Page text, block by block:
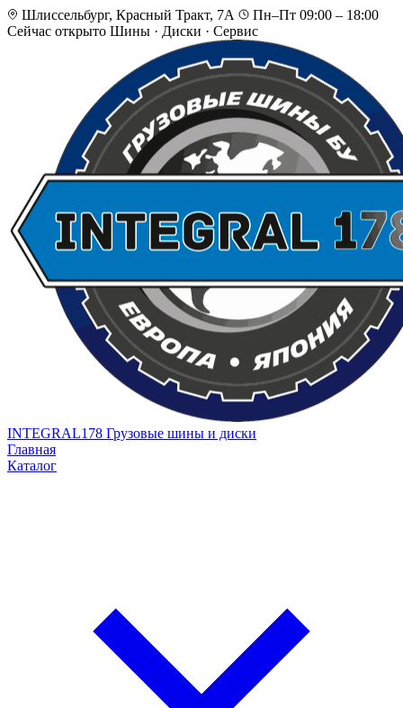
Шлиссельбург, Красный Тракт, 7А
Пн–Пт 09:00 – 18:00
Сейчас открыто Шины · Диски · Сервис
INTEGRAL178 Грузовые шины и диски
Главная
Каталог